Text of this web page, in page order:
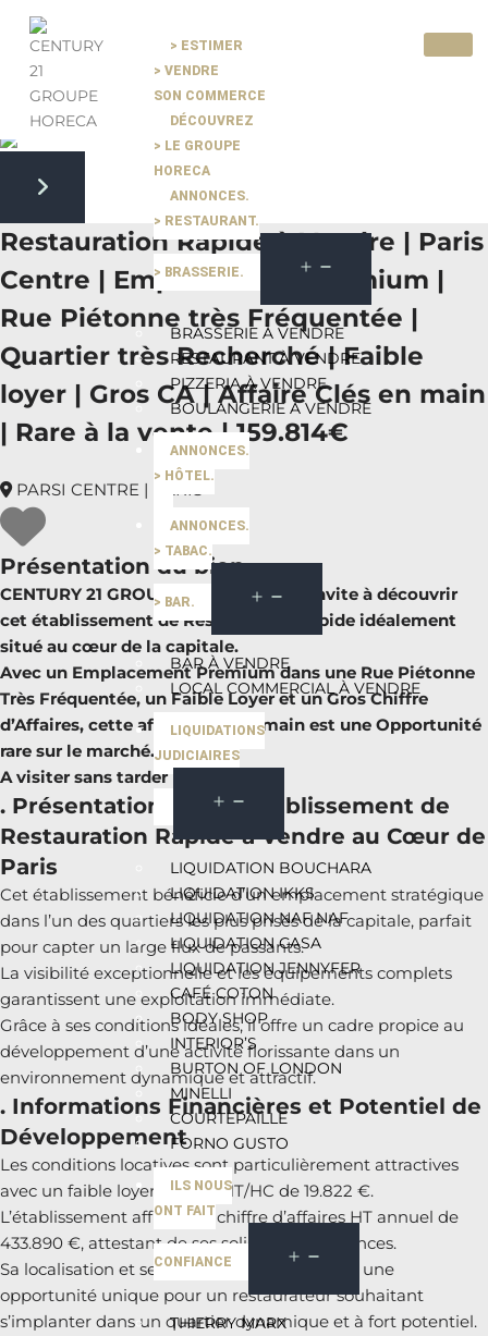
> ESTIMER
> VENDRE
SON COMMERCE
DÉCOUVREZ
> LE GROUPE
HORECA
ANNONCES.
> RESTAURANT.
> BRASSERIE.
BRASSERIE À VENDRE
RESTAURANT À VENDRE
PIZZERIA À VENDRE
BOULANGERIE À VENDRE
ANNONCES.
> HÔTEL.
ANNONCES.
> TABAC.
> BAR.
BAR À VENDRE
LOCAL COMMERCIAL À VENDRE
LIQUIDATIONS
JUDICIAIRES
LIQUIDATION BOUCHARA
LIQUIDATION IKKS
LIQUIDATION NAF NAF
LIQUIDATION CASA
LIQUIDATION JENNYFER
CAFÉ COTON
BODY SHOP
INTERIOR’S
BURTON OF LONDON
MINELLI
COURTEPAILLE
FORNO GUSTO
ILS NOUS
ONT FAIT
CONFIANCE
THIERRY MARX
Pause slide rotation
Resume slide rotation
Previous slide
Next slide
Restauration Rapide à Vendre | Paris
Centre | Emplacement Premium |
Rue Piétonne très Fréquentée |
Quartier très Recherché | Faible
loyer | Gros CA | Affaire Clés en main
| Rare à la vente | 159.814€
PARSI CENTRE | PARIS
Présentation du bien
CENTURY 21 GROUPE HORECA vous invite à découvrir
cet établissement de Restauration Rapide idéalement
situé au cœur de la capitale.
Avec un Emplacement Premium dans une Rue Piétonne
Très Fréquentée, un Faible Loyer et un Gros Chiffre
d’Affaires, cette affaire Clés en main est une Opportunité
rare sur le marché.
A visiter sans tarder
. Présentation de cet Établissement de
Restauration Rapide à Vendre au Cœur de
Paris
Cet établissement bénéficie d’un emplacement stratégique
dans l’un des quartiers les plus prisés de la capitale, parfait
pour capter un large flux de passants.
La visibilité exceptionnelle et les équipements complets
garantissent une exploitation immédiate.
Grâce à ses conditions idéales, il offre un cadre propice au
développement d’une activité florissante dans un
environnement dynamique et attractif.
. Informations Financières et Potentiel de
Développement
Les conditions locatives sont particulièrement attractives
avec un faible loyer annuel HT/HC de 19.822 €.
L’établissement affiche un chiffre d’affaires HT annuel de
433.890 €, attestant de ses solides performances.
Sa localisation et ses caractéristiques en font une
opportunité unique pour un restaurateur souhaitant
s’implanter dans un quartier dynamique et à fort potentiel.